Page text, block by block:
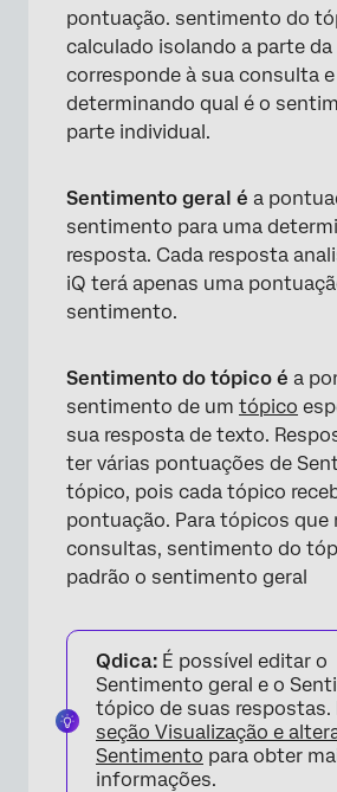
pontuação. sentimento do
calculado isolando a parte
corresponde à sua consulta e
determinando qual é o
parte individual.
Sentimento geral é a
sentimento para uma
resposta. Cada resposta
iQ terá apenas uma
sentimento.
Sentimento do tópico é a
sentimento de um tópico
sua resposta de texto.
ter várias pontuações de
tópico, pois cada tópico
pontuação. Para tópicos que
consultas, sentimento do
padrão o sentimento geral
Qdica: É possível editar o
Sentimento geral e o
tópico de suas respostas.
seção Visualização e
Sentimento para obter
informações.